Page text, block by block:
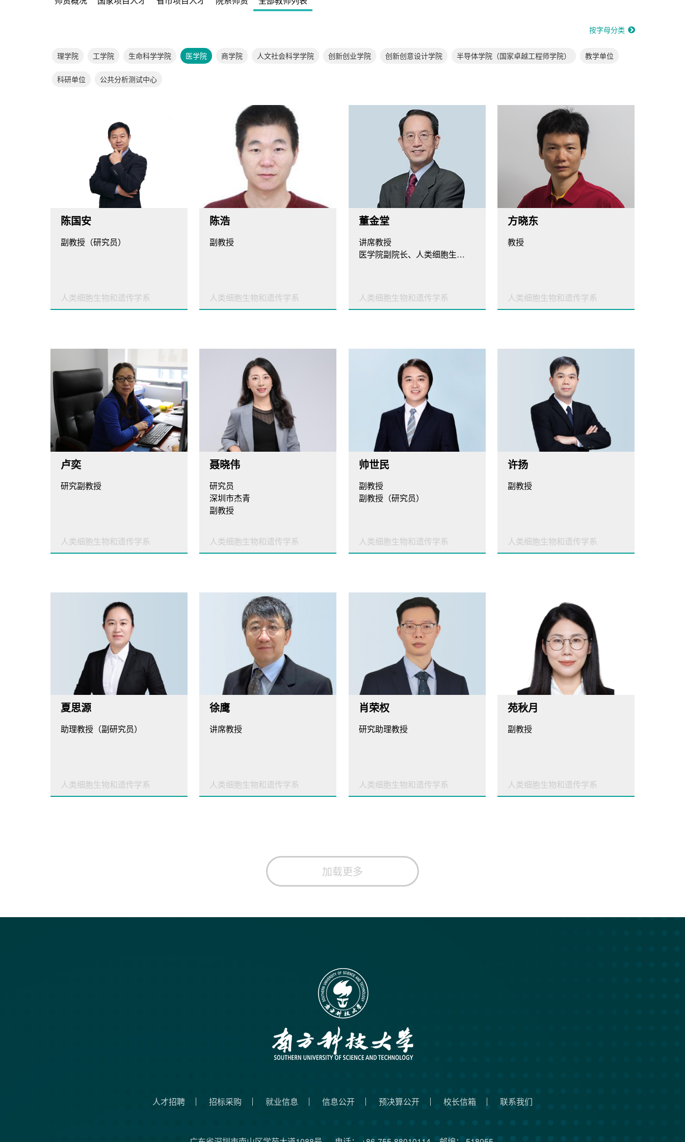
按字母分类
理学院 工学院 生命科学学院 医学院 商学院 人文社会科学学院 创新创业学院 创新创意设计学院 半导体学院（国家卓越工程师学院） 教学单位
科研单位 公共分析测试中心
陈国安
副教授（研究员）
人类细胞生物和遗传学系
陈浩
副教授
人类细胞生物和遗传学系
董金堂
讲席教授
医学院副院长、人类细胞生物和遗传学系主任
人类细胞生物和遗传学系
方晓东
教授
人类细胞生物和遗传学系
卢奕
研究副教授
人类细胞生物和遗传学系
聂晓伟
研究员
深圳市杰青
副教授
人类细胞生物和遗传学系
帅世民
副教授
副教授（研究员）
人类细胞生物和遗传学系
许扬
副教授
人类细胞生物和遗传学系
夏思源
助理教授（副研究员）
人类细胞生物和遗传学系
徐鹰
讲席教授
人类细胞生物和遗传学系
肖荣权
研究助理教授
人类细胞生物和遗传学系
苑秋月
副教授
人类细胞生物和遗传学系
加载更多
人才招聘 招标采购 就业信息 信息公开 预决算公开 校长信箱 联系我们